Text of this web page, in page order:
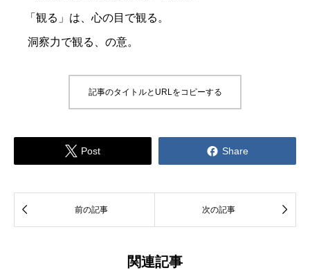
「観る」は、心の目で観る。
洞察力で観る、の意。
記事のタイトルとURLをコピーする
 Post  Share
 前の記事 次の記事 
関連記事